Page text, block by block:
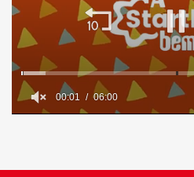
minutes,
00:02 06:00